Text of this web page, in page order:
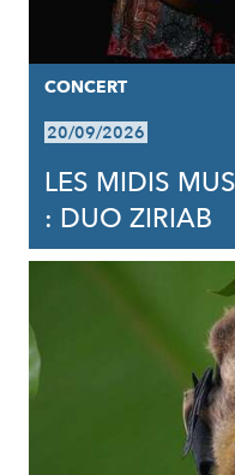
CONCERT
20/09/2026
LES MIDIS
: DUO ZIRIAB